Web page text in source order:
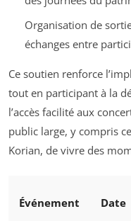
Organisation de
échanges entre
Ce soutien renforce
tout en participant à la
l’accès facilité aux
public large, y compris
Korian, de vivre des
Événement Date